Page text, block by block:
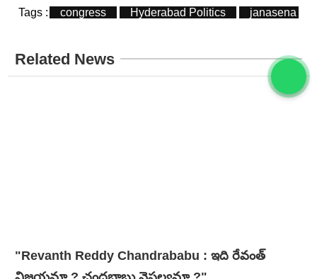
Tags : congress Hyderabad Politics janasena
Related News
"Revanth Reddy Chandrababu : ఇది రేవంత్